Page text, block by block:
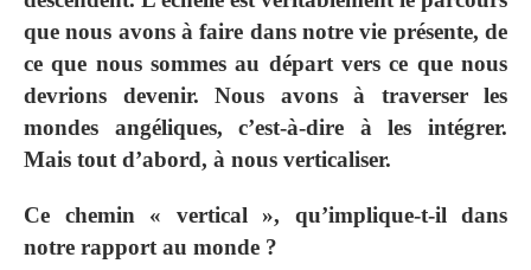
que nous avons à faire dans notre vie présente, de
ce que nous sommes au départ vers ce que nous
devrions devenir. Nous avons à traverser les
mondes angéliques, c’est-à-dire à les intégrer.
Mais tout d’abord, à nous verticaliser.
Ce chemin « vertical », qu’implique-t-il dans
notre rapport au monde ?